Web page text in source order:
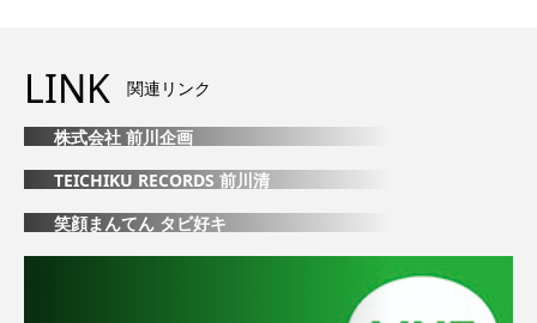
LINK 関連リンク
株式会社 前川企画
TEICHIKU RECORDS 前川清
笑顔まんてん タビ好キ